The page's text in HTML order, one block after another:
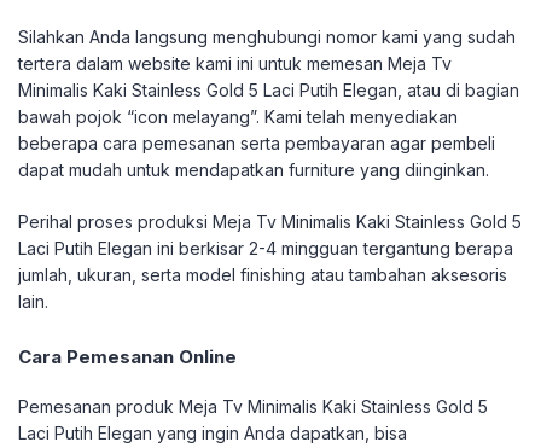
Silahkan Anda langsung menghubungi nomor kami yang sudah
tertera dalam website kami ini untuk memesan Meja Tv
Minimalis Kaki Stainless Gold 5 Laci Putih Elegan, atau di bagian
bawah pojok “icon melayang”. Kami telah menyediakan
beberapa cara pemesanan serta pembayaran agar pembeli
dapat mudah untuk mendapatkan furniture yang diinginkan.
Perihal proses produksi Meja Tv Minimalis Kaki Stainless Gold 5
Laci Putih Elegan ini berkisar 2-4 mingguan tergantung berapa
jumlah, ukuran, serta model finishing atau tambahan aksesoris
lain.
Cara Pemesanan Online
Pemesanan produk Meja Tv Minimalis Kaki Stainless Gold 5
Laci Putih Elegan yang ingin Anda dapatkan, bisa